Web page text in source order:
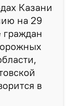
Казани
на 29
граждан
в